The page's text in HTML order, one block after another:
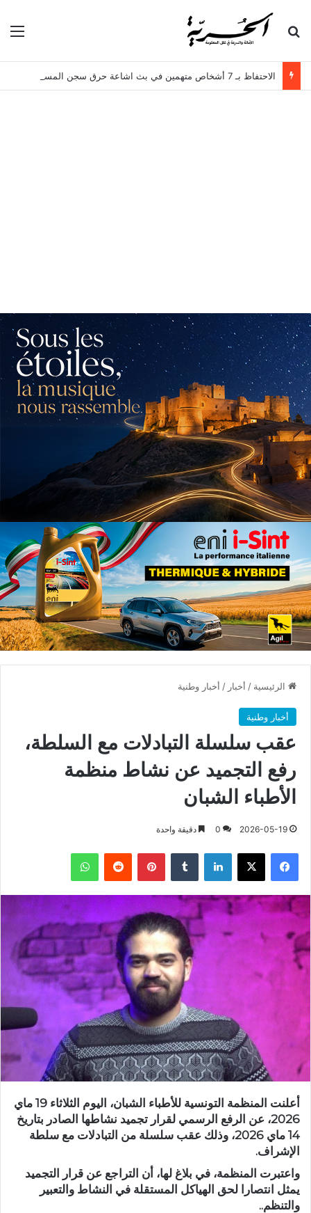
بحث عن
الاحتفاظ بـ 7 أشخاص متهمين في بث اشاعة حرق سجن المسعدين
الرئيسية / أخبار / أخبار وطنية
أخبار وطنية
عقب سلسلة التبادلات مع السلطة،
رفع التجميد عن نشاط منظمة
الأطباء الشبان
2026-05-19
0 دقيقة واحدة
فيسبوك X لينكدإن بينتيريست واتساب
أعلنت المنظمة التونسية للأطباء الشبان، اليوم الثلاثاء 19 ماي
2026، عن الرفع الرسمي لقرار تجميد نشاطها الصادر بتاريخ
14 ماي 2026، وذلك عقب سلسلة من التبادلات مع سلطة
الإشراف.
واعتبرت المنظمة، في بلاغ لها، أن التراجع عن قرار التجميد
يمثل انتصارا لحق الهياكل المستقلة في النشاط والتعبير
والتنظم..